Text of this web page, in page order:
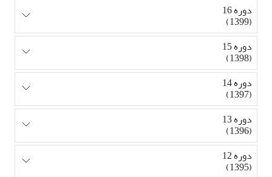
دوره 16
(1399)
دوره 15
(1398)
دوره 14
(1397)
دوره 13
(1396)
دوره 12
(1395)